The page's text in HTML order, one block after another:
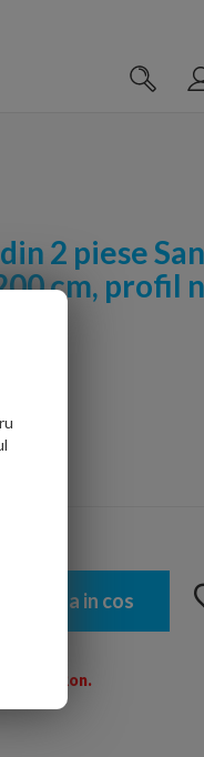
2 piese
cm, profil
Adauga in cos
600 Ron.